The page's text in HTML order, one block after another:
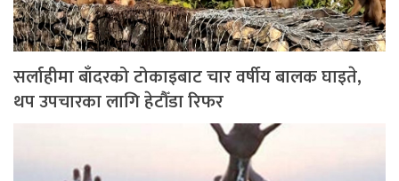
सर्लाहीमा बाँदरको टोकाइबाट चार वर्षीय बालक घाइते,
थप उपचारका लागि हेटौँडा रिफर